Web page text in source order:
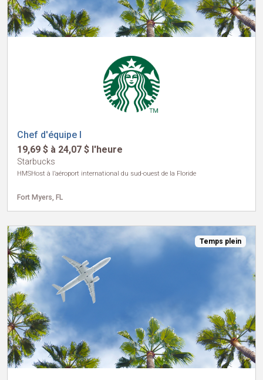
Chef d'équipe I
19,69 $ à 24,07 $ l'heure
Starbucks
HMSHost à l’aéroport international du sud-ouest de la Floride
Fort Myers, FL
Temps plein